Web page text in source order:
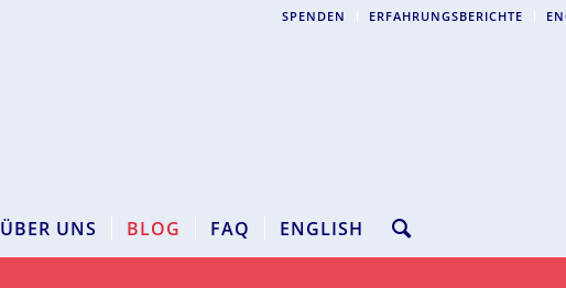
SPENDEN ERFAHRUNGSBERICHTE
ÜBER UNS BLOG FAQ ENGLISH